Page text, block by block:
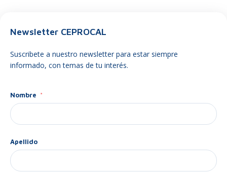
Newsletter CEPROCAL
Suscribete a nuestro newsletter para estar siempre
informado, con temas de tu interés.
Nombre
Apellido